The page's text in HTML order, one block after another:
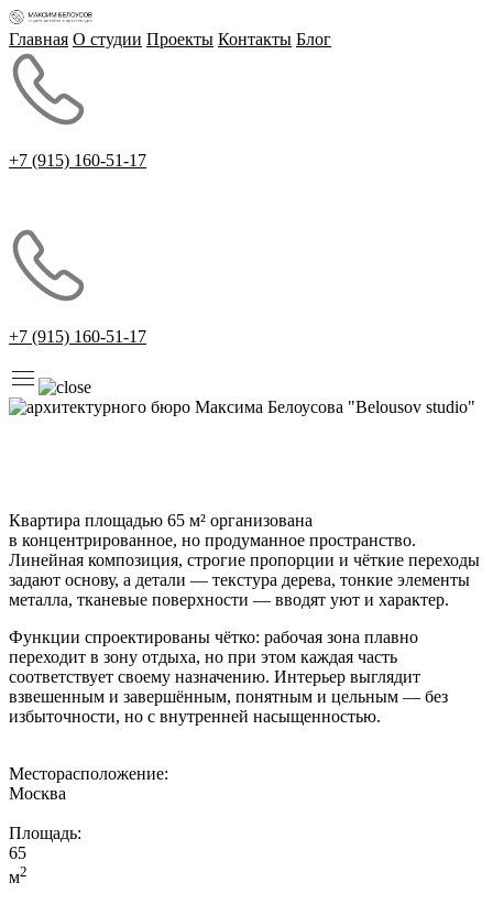
Главная О студии Проекты Контакты Блог
+7 (915) 160-51-17
+7 (915) 160-51-17
Квартира площадью 65 м² организована
в концентрированное, но продуманное пространство.
Линейная композиция, строгие пропорции и чёткие переходы
задают основу, а детали — текстура дерева, тонкие элементы
металла, тканевые поверхности — вводят уют и характер.
Функции спроектированы чётко: рабочая зона плавно
переходит в зону отдыха, но при этом каждая часть
соответствует своему назначению. Интерьер выглядит
взвешенным и завершённым, понятным и цельным — без
избыточности, но с внутренней насыщенностью.
Месторасположение:
Мосĸва
Площадь:
65
м2